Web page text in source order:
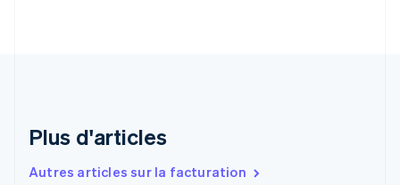
Plus d'articles
Autres articles sur la facturation
Estonie
États-Unis